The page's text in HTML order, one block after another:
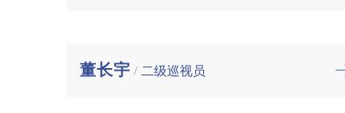
董长宇 / 二级巡视员